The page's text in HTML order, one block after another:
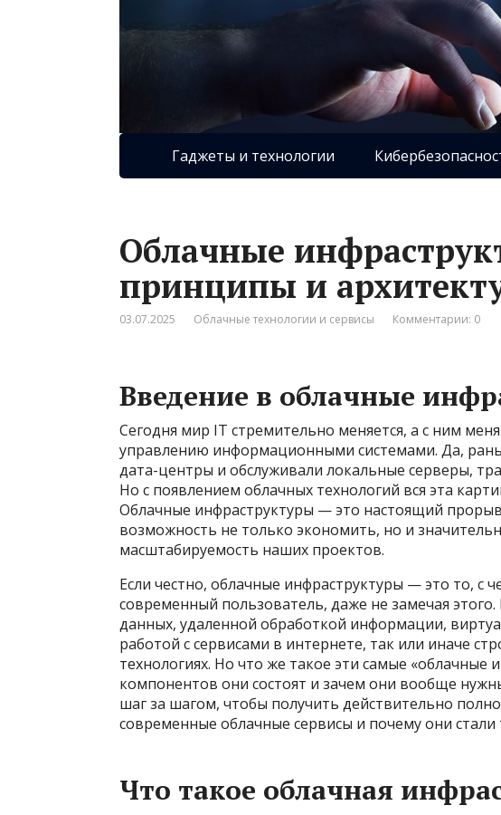
Гаджеты и технологии
Облачные
принципы и
03.07.2025 Облачные технологии и сервисы Комментарии: 0
Введение в облачные
Сегодня мир IT стремительно меняется, а с ним
управлению информационными системами. Да,
дата-центры и обслуживали локальные серверы,
Но с появлением облачных технологий вся эта
Облачные инфраструктуры — это настоящий
возможность не только экономить, но и
масштабируемость наших проектов.
Если честно, облачные инфраструктуры — это то, с
современный пользователь, даже не замечая
данных, удаленной обработкой информации,
работой с сервисами в интернете, так или иначе
технологиях. Но что же такое эти самые «облачные
компонентов они состоят и зачем они вообще
шаг за шагом, чтобы получить действительно
современные облачные сервисы и почему они
Что такое облачная